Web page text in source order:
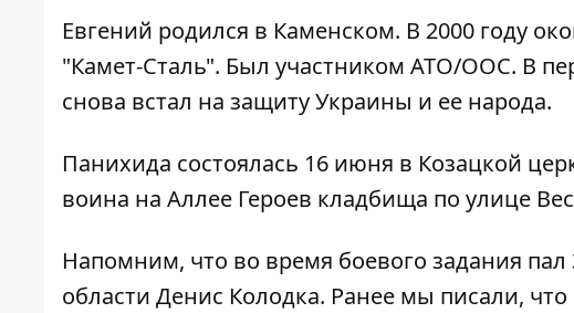
Евгений родился в Каменском. В 2000 году
"Камет-Сталь". Был участником АТО/ООС. В
снова встал на защиту Украины и ее народа.
Панихида состоялась 16 июня в Козацкой
воина на Аллее Героев кладбища по улице
Напомним, что во время боевого задания
области Денис Колодка. Ранее мы писали, что